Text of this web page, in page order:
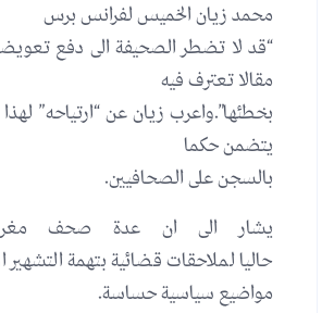
محمد زيان الخميس لفرانس برس
“قد لا تضطر الصحيفة الى دفع
مقالا تعترف فيه
بخطئها”.واعرب زيان عن “ارتياحه” لهذا
يتضمن حكما
بالسجن على الصحافيين.
يشار الى ان عدة صحف
حاليا لملاحقات قضائية بتهمة التشهير
مواضيع سياسية حساسة.